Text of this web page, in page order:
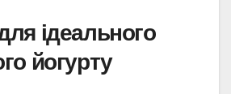
ідеального
йогурту